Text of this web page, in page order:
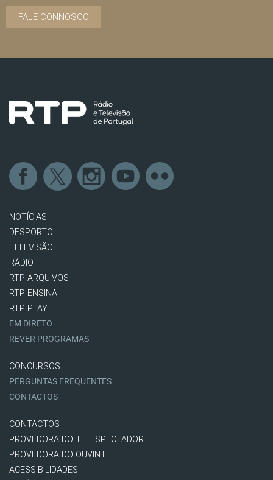
FALE CONNOSCO
NOTÍCIAS
DESPORTO
TELEVISÃO
RÁDIO
RTP ARQUIVOS
RTP ENSINA
RTP PLAY
EM DIRETO
REVER PROGRAMAS
CONCURSOS
PERGUNTAS FREQUENTES
CONTACTOS
CONTACTOS
PROVEDORA DO TELESPECTADOR
PROVEDORA DO OUVINTE
ACESSIBILIDADES